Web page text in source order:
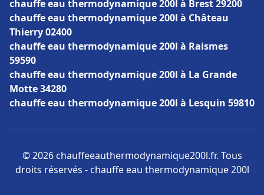
chauffe eau thermodynamique 200l à Brest 29200
chauffe eau thermodynamique 200l à Château
Thierry 02400
chauffe eau thermodynamique 200l à Raismes
59590
chauffe eau thermodynamique 200l à La Grande
Motte 34280
chauffe eau thermodynamique 200l à Lesquin 59810
© 2026 chauffeeauthermodynamique200l.fr. Tous
droits réservés - chauffe eau thermodynamique 200l